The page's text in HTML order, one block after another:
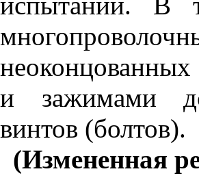
и зажимами
винтов (болтов).
(Измененная